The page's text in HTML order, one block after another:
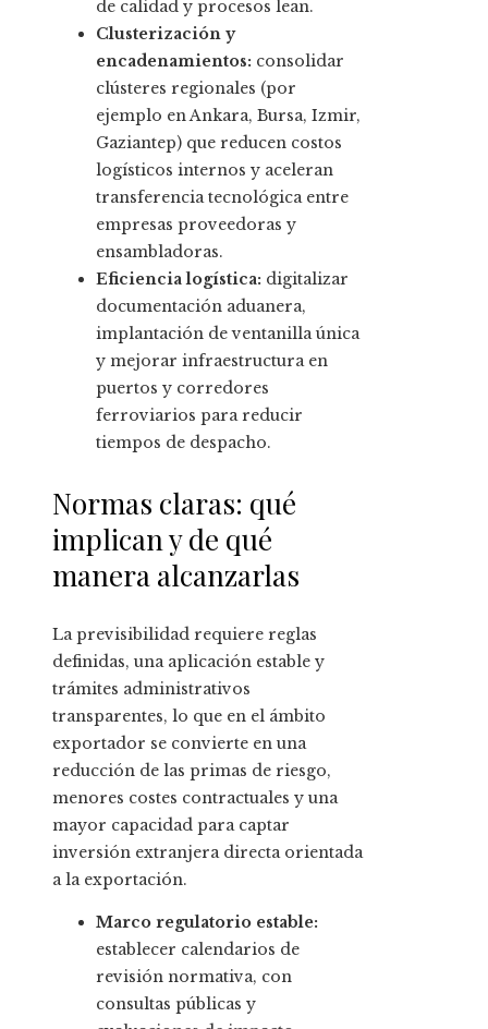
de calidad y procesos lean.
Clusterización y
encadenamientos: consolidar
clústeres regionales (por
ejemplo en Ankara, Bursa, Izmir,
Gaziantep) que reducen costos
logísticos internos y aceleran
transferencia tecnológica entre
empresas proveedoras y
ensambladoras.
Eficiencia logística: digitalizar
documentación aduanera,
implantación de ventanilla única
y mejorar infraestructura en
puertos y corredores
ferroviarios para reducir
tiempos de despacho.
Normas claras: qué
implican y de qué
manera alcanzarlas
La previsibilidad requiere reglas
definidas, una aplicación estable y
trámites administrativos
transparentes, lo que en el ámbito
exportador se convierte en una
reducción de las primas de riesgo,
menores costes contractuales y una
mayor capacidad para captar
inversión extranjera directa orientada
a la exportación.
Marco regulatorio estable:
establecer calendarios de
revisión normativa, con
consultas públicas y